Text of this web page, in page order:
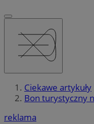
Ciekawe artykuły
Bon turystyczny
reklama